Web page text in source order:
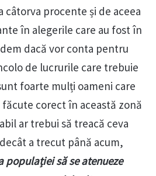
câtorva procente și de aceea
în alegerile care au fost în
dacă vor conta pentru
de lucrurile care trebuie
foarte mulți oameni care
corect în această zonă
ar trebui să treacă ceva
a trecut până acum,
să se atenueze